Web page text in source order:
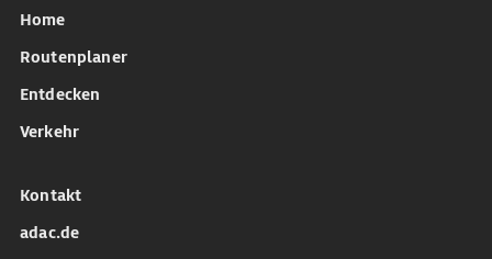
Home
Routenplaner
Entdecken
Verkehr
Kontakt
adac.de